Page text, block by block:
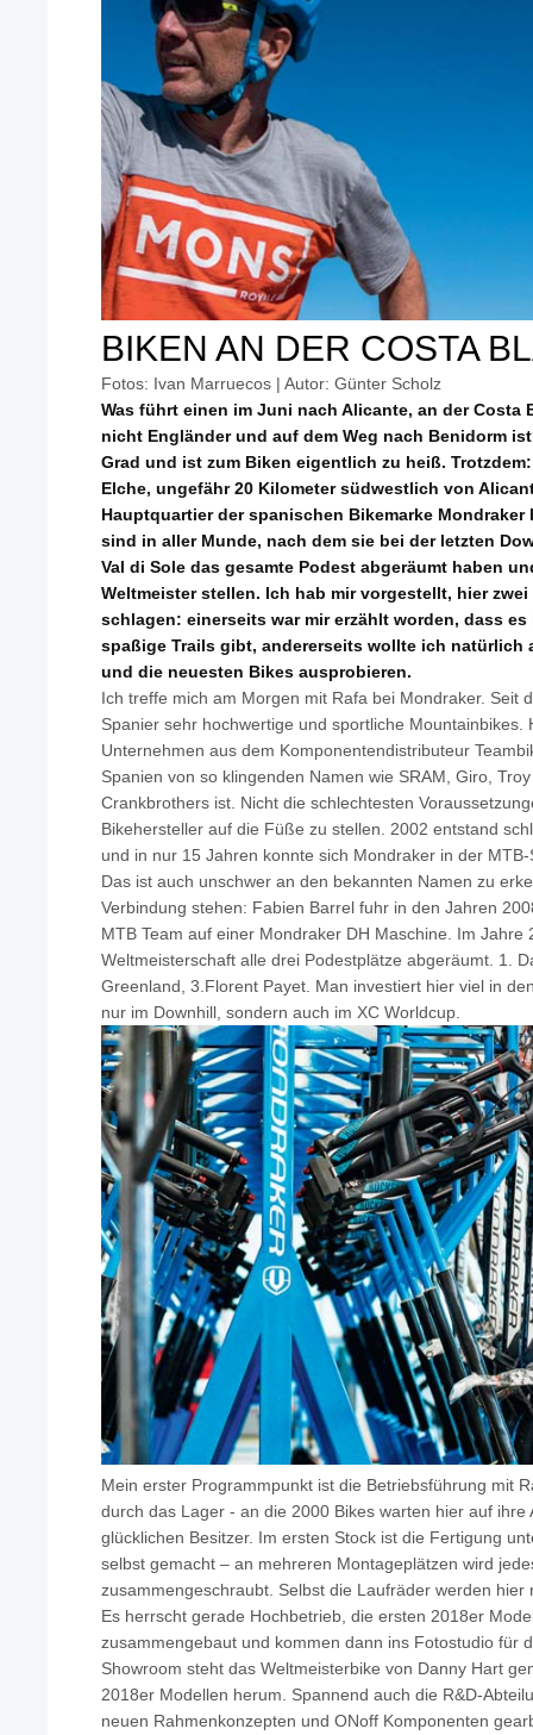
BIKEN AN DER COSTA
Fotos: Ivan Marruecos | Autor: Günter Scholz
Was führt einen im Juni nach Alicante, an der Costa
nicht Engländer und auf dem Weg nach Benidorm
Grad und ist zum Biken eigentlich zu heiß.
Elche, ungefähr 20 Kilometer südwestlich von
Hauptquartier der spanischen Bikemarke Mondraker
sind in aller Munde, nach dem sie bei der letzten
Val di Sole das gesamte Podest abgeräumt haben
Weltmeister stellen. Ich hab mir vorgestellt, hier
schlagen: einerseits war mir erzählt worden, dass
spaßige Trails gibt, andererseits wollte ich natürlich
und die neuesten Bikes ausprobieren.
Ich treffe mich am Morgen mit Rafa bei Mondraker. Seit
Spanier sehr hochwertige und sportliche Mountainbikes.
Unternehmen aus dem Komponentendistributeur
Spanien von so klingenden Namen wie SRAM, Giro,
Crankbrothers ist. Nicht die schlechtesten
Bikehersteller auf die Füße zu stellen. 2002 entstand
und in nur 15 Jahren konnte sich Mondraker in der
Das ist auch unschwer an den bekannten Namen zu
Verbindung stehen: Fabien Barrel fuhr in den Jahren
MTB Team auf einer Mondraker DH Maschine. Im Jahre
Weltmeisterschaft alle drei Podestplätze abgeräumt. 1.
Greenland, 3.Florent Payet. Man investiert hier viel in
nur im Downhill, sondern auch im XC Worldcup.
Mein erster Programmpunkt ist die Betriebsführung mit
durch das Lager - an die 2000 Bikes warten hier auf ihre
glücklichen Besitzer. Im ersten Stock ist die Fertigung
selbst gemacht – an mehreren Montageplätzen wird
zusammengeschraubt. Selbst die Laufräder werden hier
Es herrscht gerade Hochbetrieb, die ersten 2018er
zusammengebaut und kommen dann ins Fotostudio für
Showroom steht das Weltmeisterbike von Danny Hart
2018er Modellen herum. Spannend auch die R&D-
neuen Rahmenkonzepten und ONoff Komponenten